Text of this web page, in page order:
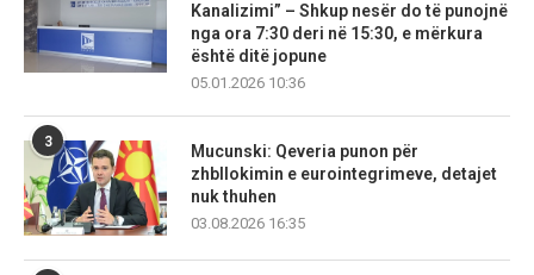
Kanalizimi” – Shkup nesër do të punojnë
nga ora 7:30 deri në 15:30, e mërkura
është ditë jopune
05.01.2026 10:36
3
Mucunski: Qeveria punon për
zhbllokimin e eurointegrimeve, detajet
nuk thuhen
03.08.2026 16:35